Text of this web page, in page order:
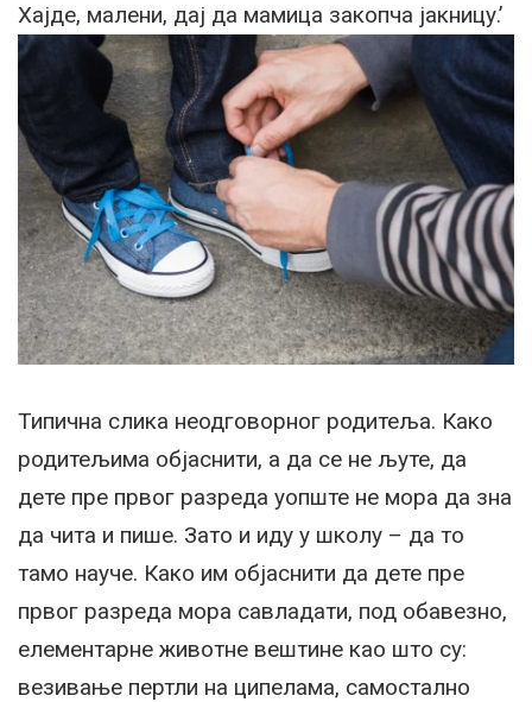
Хајде, малени, дај да мамица закопча јакницу.’
Типична слика неодговорног родитеља. Како
родитељима објаснити, а да се не љуте, да
дете пре првог разреда уопште не мора да зна
да чита и пише. Зато и иду у школу – да то
тамо науче. Како им објаснити да дете пре
првог разреда мора савладати, под обавезно,
елементарне животне вештине као што су:
везивање пертли на ципелама, самостално